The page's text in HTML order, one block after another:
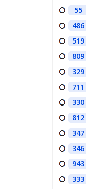
55
486
519
809
329
711
330
812
347
346
943
333